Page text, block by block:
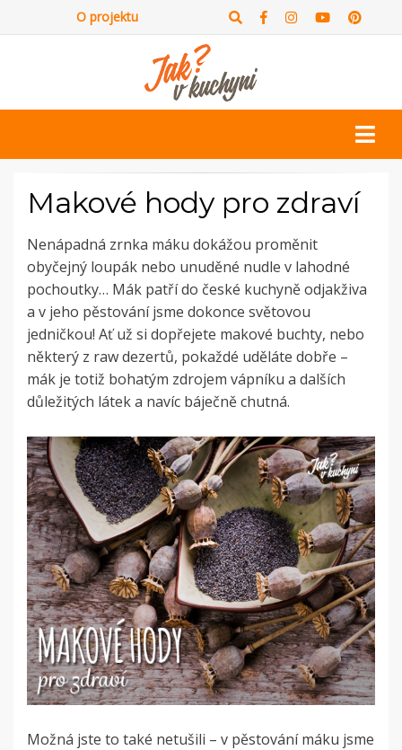
O projektu
Makové hody pro zdraví
Nenápadná zrnka máku dokážou proměnit
obyčejný loupák nebo unuděné nudle v lahodné
pochoutky… Mák patří do české kuchyně odjakživa
a v jeho pěstování jsme dokonce světovou
jedničkou! Ať už si dopřejete makové buchty, nebo
některý z raw dezertů, pokaždé uděláte dobře –
mák je totiž bohatým zdrojem vápníku a dalších
důležitých látek a navíc báječně chutná.
Možná jste to také netušili – v pěstování máku jsme